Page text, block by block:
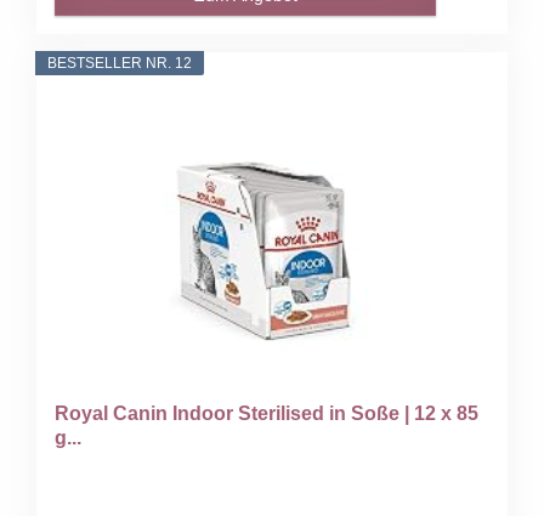
BESTSELLER NR. 12
Royal Canin Indoor Sterilised in Soße | 12 x 85
g...